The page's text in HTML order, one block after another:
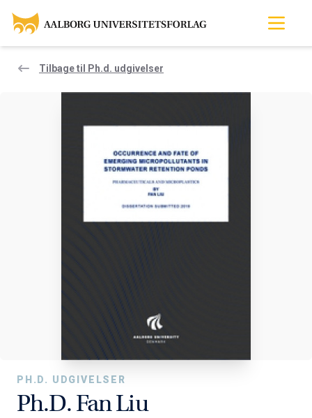
Tilbage til Ph.d. udgivelser
PH.D. UDGIVELSER
Ph.D. Fan Liu